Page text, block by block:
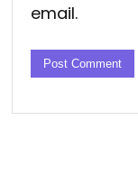
email.